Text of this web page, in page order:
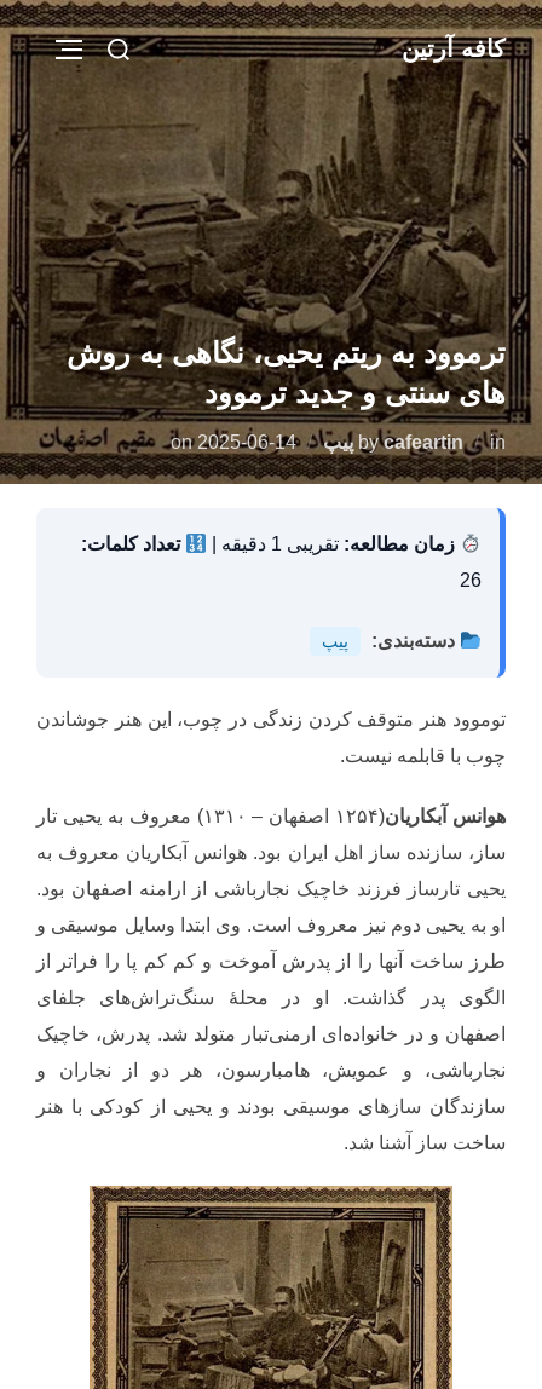
Skip
to
content
کافه آرتین
Search
ترموود به ریتم یحیی، نگاهی به روش
های سنتی و جدید ترموود
bycafeartin in پیپ on
Posted
on
2025-06-14
زمان مطالعه: تقریبی 1 دقیقه |
تعداد کلمات:
26
دسته‌بندی: پیپ
توموود هنر متوقف کردن زندگی در چوب، این هنر جوشاندن
چوب با قابلمه نیست.
هوانس آبکاریان
(۱۲۵۴ اصفهان – ۱۳۱۰) معروف به یحیی تار
ساز، سازنده ساز اهل ایران بود. هوانس آبکاریان معروف به
یحیی تارساز فرزند خاچیک نجارباشی از ارامنه اصفهان بود.
او به یحیی دوم نیز معروف است. وی ابتدا وسایل موسیقی و
طرز ساخت آنها را از پدرش آموخت و کم کم پا را فراتر از
الگوی پدر گذاشت. او در محلهٔ سنگ‌تراش‌های جلفای
اصفهان و در خانواده‌ای ارمنی‌تبار متولد شد. پدرش، خاچیک
نجارباشی، و عمویش، هامبارسون، هر دو از نجاران و
سازندگان سازهای موسیقی بودند و یحیی از کودکی با هنر
ساخت ساز آشنا شد.